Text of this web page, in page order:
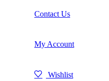
Contact Us
My Account
Wishlist